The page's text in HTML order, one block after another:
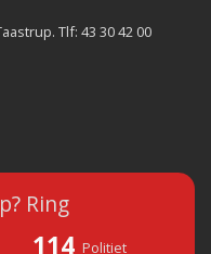
Tlf: 43 30 42 00
Ring
114 Politiet